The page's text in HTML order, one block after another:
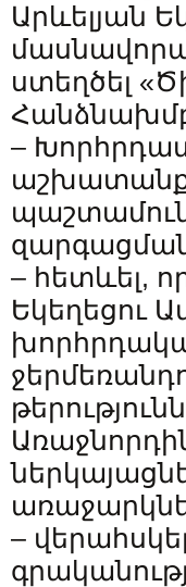
Արևելյան
ստեղծել
–
– հետևել,
Եկեղեցու
–